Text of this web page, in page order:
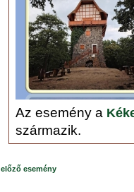
Az esemény a
származik.
előző esemény